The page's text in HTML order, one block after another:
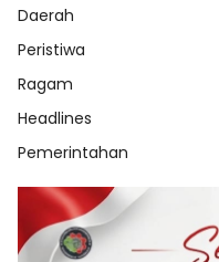
Daerah
Peristiwa
Ragam
Headlines
Pemerintahan